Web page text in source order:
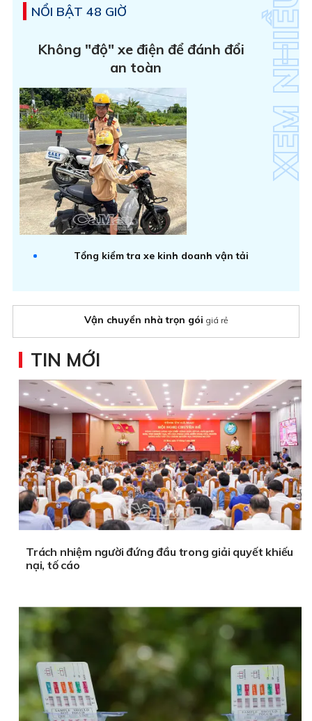
NỔI BẬT 48 GIỜ
Không "độ" xe điện để đánh đổi
an toàn
Tổng kiểm tra xe kinh doanh vận tải
Vận chuyển nhà trọn gói giá rẻ
TIN MỚI
Trách nhiệm người đứng đầu trong giải quyết khiếu
nại, tố cáo